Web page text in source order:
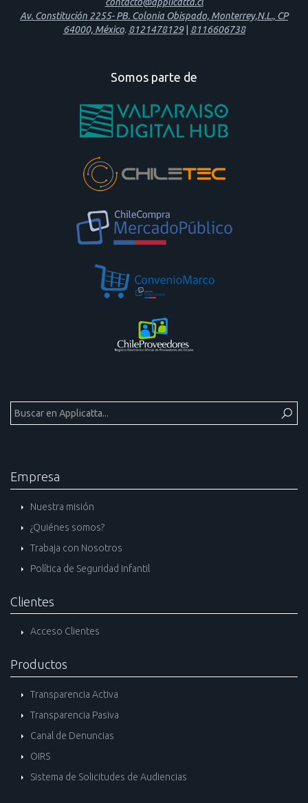
contacto@applicatta.cl
Av. Constitución 2255- PB. Colonia Obispado, Monterrey,N.L., CP
64000, México. 8121478129| 8116606738
Somos parte de
Empresa
Nuestra misión
¿Quiénes somos?
Trabaja con Nosotros
Política de Seguridad Infantil
Clientes
Acceso Clientes
Productos
Transparencia Activa
Transparencia Pasiva
Canal de Denuncias
OIRS
Sistema de Solicitudes de Audiencias